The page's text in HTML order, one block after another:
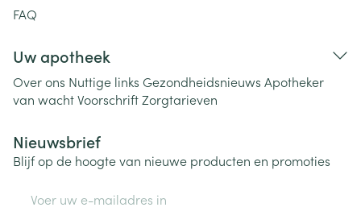
FAQ
Uw apotheek
Over ons Nuttige links Gezondheidsnieuws Apotheker
van wachtVoorschriftZorgtarieven
Nieuwsbrief
Blijf op de hoogte van nieuwe producten en promoties